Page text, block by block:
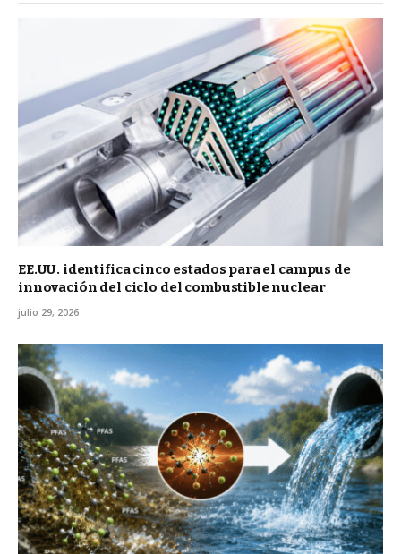
EE.UU. identifica cinco estados para el campus de
innovación del ciclo del combustible nuclear
julio 29, 2026